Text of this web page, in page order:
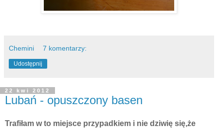
Chemini 7 komentarzy:
Udostępnij
22 kwi 2012
Lubań - opuszczony basen
Trafiłam w to miejsce przypadkiem i nie dziwię się,że